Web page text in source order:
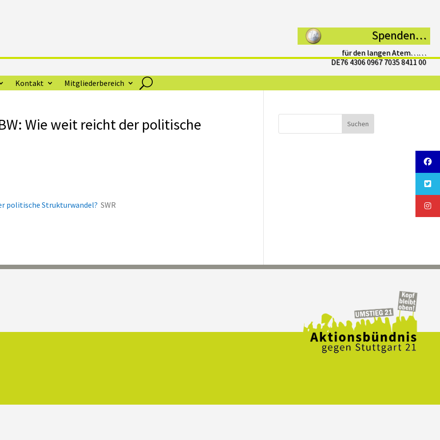
Spenden…
für den langen Atem……
DE76 4306 0967 7035 8411 00
Kontakt Mitgliederbereich
Wie weit reicht der politische
politische Strukturwandel? SWR
Suchen